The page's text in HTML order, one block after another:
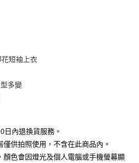
彰化商業銀行
永豐商業銀行
中國信託商業銀行
短袖上衣
多變
日內退換貨服務。
供拍照使用，不含在此商品內。
顏色會因燈光及個人電腦或手機螢幕顯